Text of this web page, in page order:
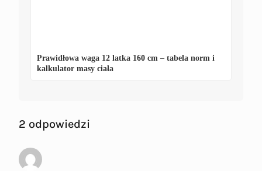
Prawidłowa waga 12 latka 160 cm – tabela norm i
kalkulator masy ciała
2 odpowiedzi